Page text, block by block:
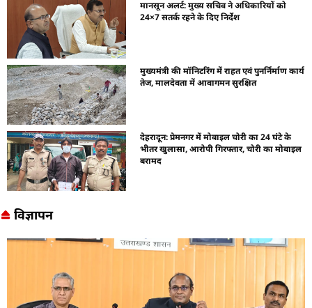
मानसून अलर्ट: मुख्य सचिव ने अधिकारियों को
24×7 सतर्क रहने के दिए निर्देश
मुख्यमंत्री की मॉनिटरिंग में राहत एवं पुनर्निर्माण कार्य
तेज, मालदेवता में आवागमन सुरक्षित
देहरादून: प्रेमनगर में मोबाइल चोरी का 24 घंटे के
भीतर खुलासा, आरोपी गिरफ्तार, चोरी का मोबाइल
बरामद
विज्ञापन